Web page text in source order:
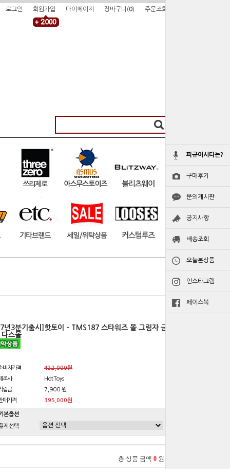
피규어시티는?
구매후기
문의게시판
공지사항
배송조회
오늘본상품
인스타그램
페이스북
로그인 회원가입 마이페이지 장바구니(0) 주문조회
년3분기출시]핫토이 - TMS187 스타워즈 몰 그림자 군
다스몰
비자가격
422,000원
조사
HotToys
립금
7,900 원
매가격
395,000원
본옵션
제선택
총 상품 금액 0 원